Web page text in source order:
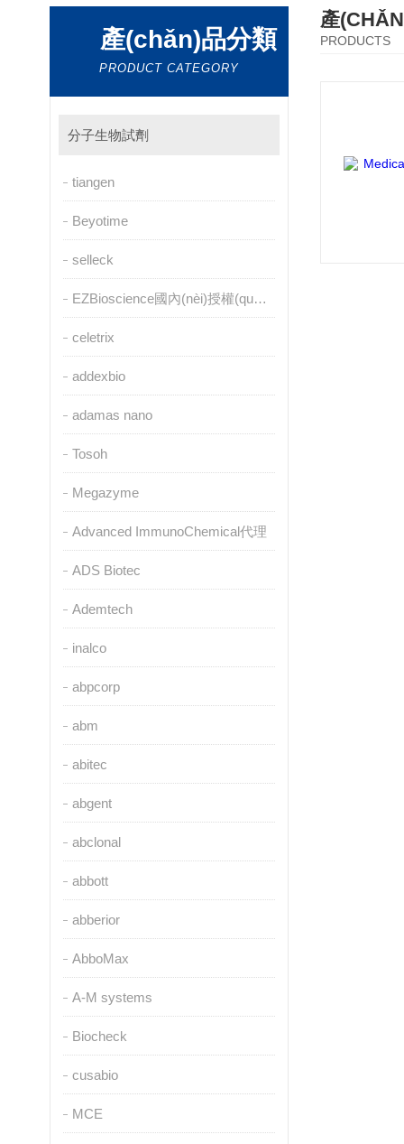
產(chǎn)品分類
PRODUCT CATEGORY
分子生物試劑
tiangen
Beyotime
selleck
EZBioscience國內(nèi)授權(quán)代理
celetrix
addexbio
adamas nano
Tosoh
Megazyme
Advanced ImmunoChemical代理
ADS Biotec
Ademtech
inalco
abpcorp
abm
abitec
abgent
abclonal
abbott
abberior
AbboMax
A-M systems
Biocheck
cusabio
MCE
產
PRODUCTS